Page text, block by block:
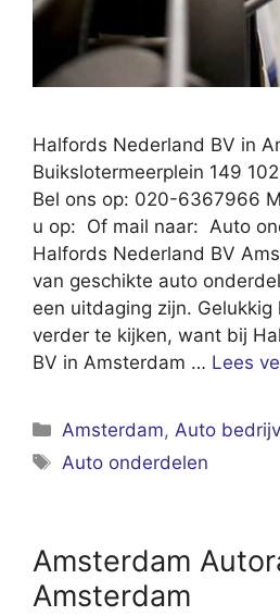
Halfords Nederland BV in
Buikslotermeerplein 149
Bel ons op: 020-6367966
u op: Of mail naar: Auto
Halfords Nederland BV
van geschikte auto
een uitdaging zijn.
verder te kijken, want bij
BV in Amsterdam … Lees
Categorieën
Amsterdam,Auto
Tags
Auto onderdelen
Amsterdam
Amsterdam